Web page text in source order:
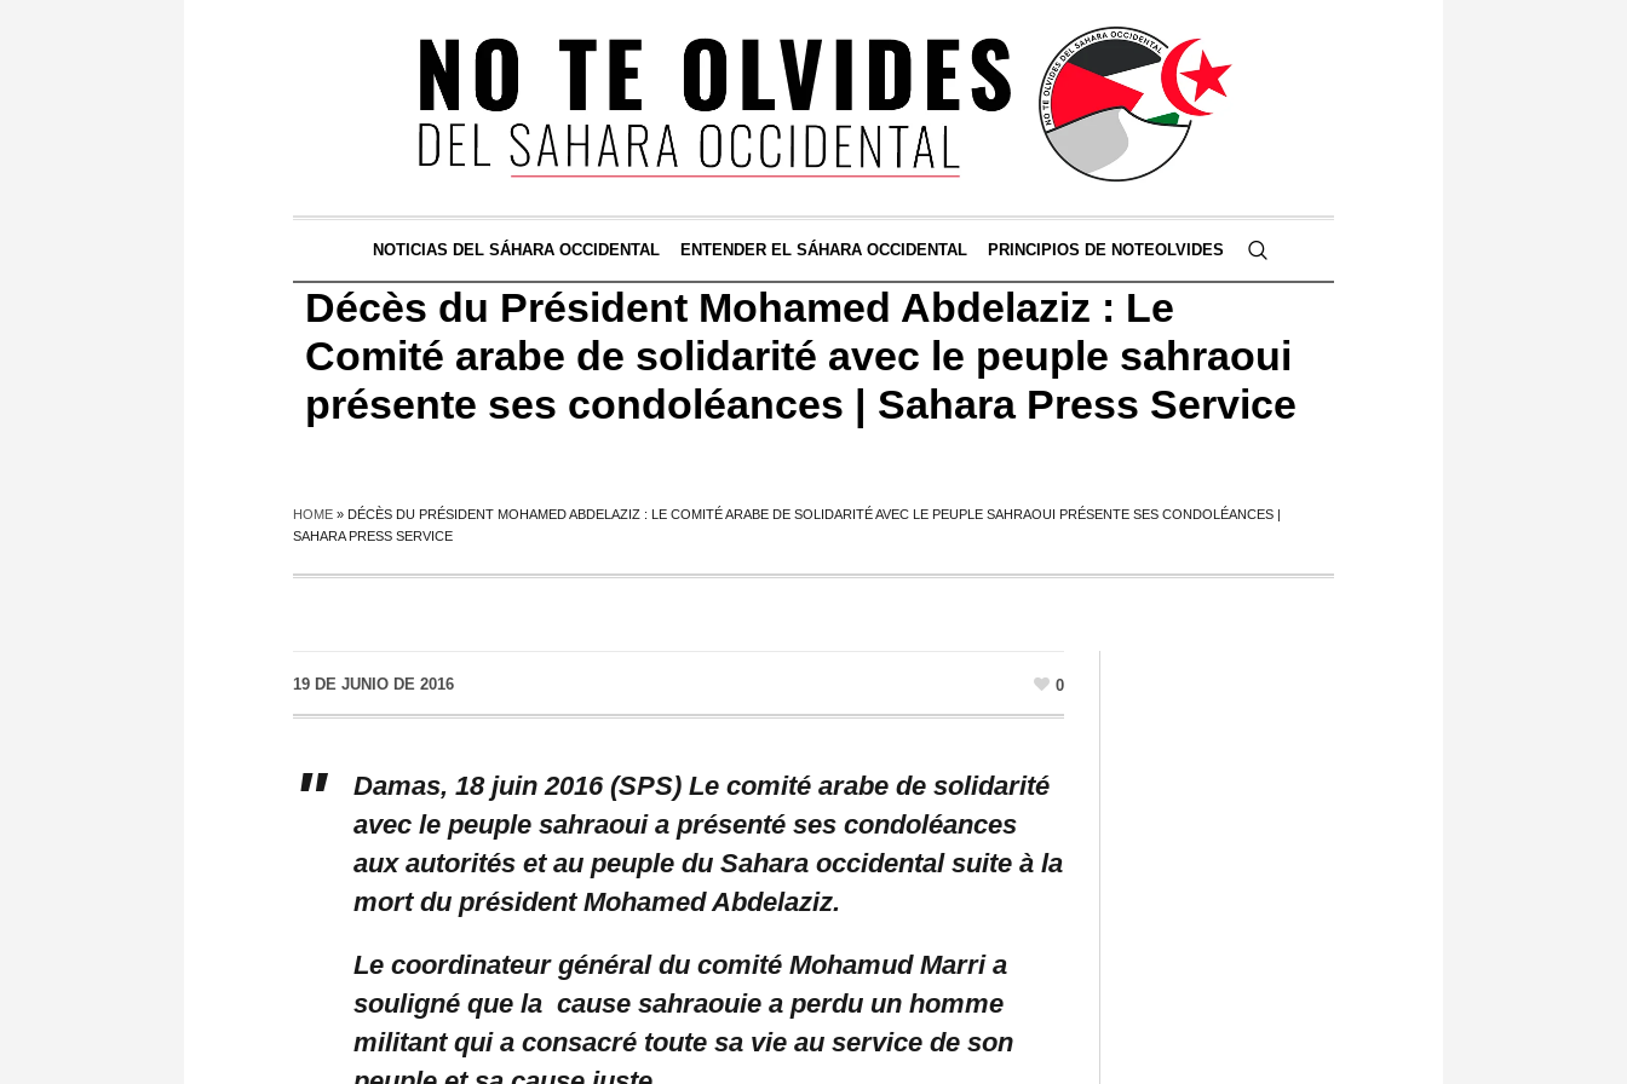
NOTICIAS DEL SÁHARA OCCIDENTAL ENTENDER EL SÁHARA OCCIDENTAL PRINCIPIOS DE NOTEOLVIDES
Décès du Président Mohamed Abdelaziz : Le
Comité arabe de solidarité avec le peuple sahraoui
présente ses condoléances | Sahara Press Service
HOME » DÉCÈS DU PRÉSIDENT MOHAMED ABDELAZIZ : LE COMITÉ ARABE DE SOLIDARITÉ AVEC LE PEUPLE SAHRAOUI PRÉSENTE SES CONDOLÉANCES |
SAHARA PRESS SERVICE
19 DE JUNIO DE 2016 0
Damas, 18 juin 2016 (SPS) Le comité arabe de solidarité
avec le peuple sahraoui a présenté ses condoléances
aux autorités et au peuple du Sahara occidental suite à la
mort du président Mohamed Abdelaziz.
Le coordinateur général du comité Mohamud Marri a
souligné que la cause sahraouie a perdu un homme
militant qui a consacré toute sa vie au service de son